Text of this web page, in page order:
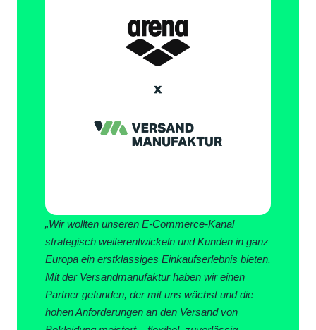
„Wir wollten unseren E-Commerce-Kanal
strategisch weiterentwickeln und Kunden in ganz
Europa ein erstklassiges Einkaufserlebnis bieten.
Mit der Versandmanufaktur haben wir einen
Partner gefunden, der mit uns wächst und die
hohen Anforderungen an den Versand von